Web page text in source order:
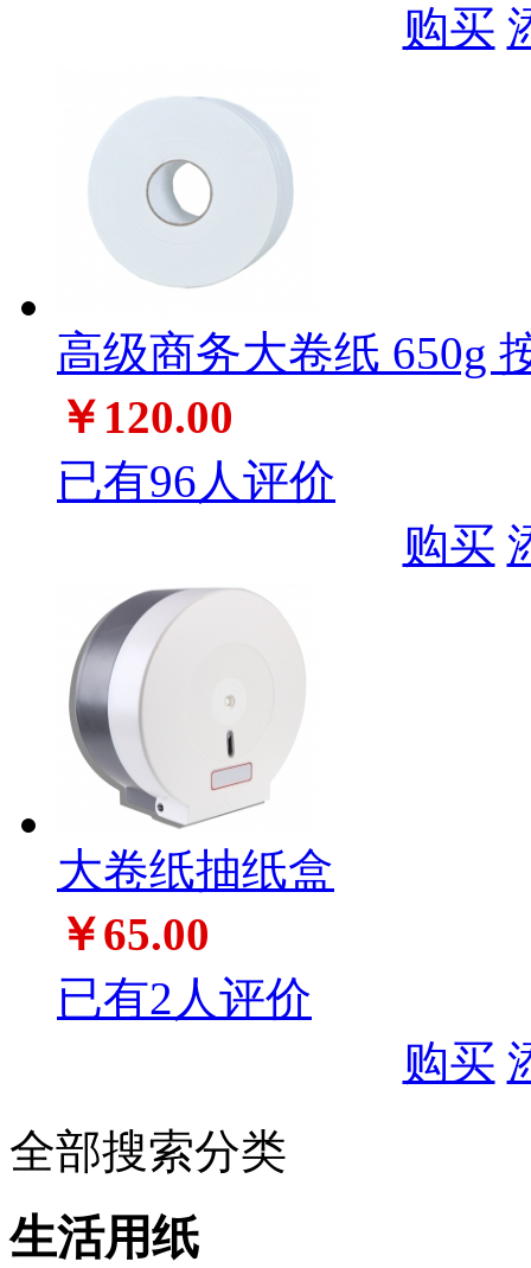
购买
高级商务大卷纸 650g
￥120.00
已有96人评价
购买
大卷纸抽纸盒
￥65.00
已有2人评价
购买
全部搜索分类
生活用纸